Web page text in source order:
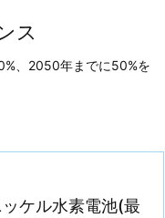
ス
、2050年までに50%を
ケル水素電池(最